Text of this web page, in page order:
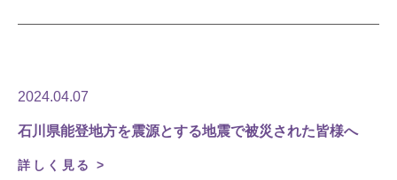
2024.04.07
石川県能登地方を震源とする地震で被災された皆様へ
詳しく見る >